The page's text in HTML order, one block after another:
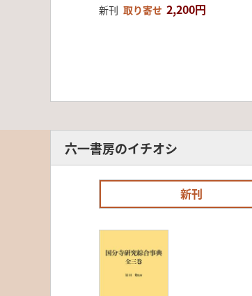
新刊 取り寄せ 2,200円
六一書房のイチオシ
新刊